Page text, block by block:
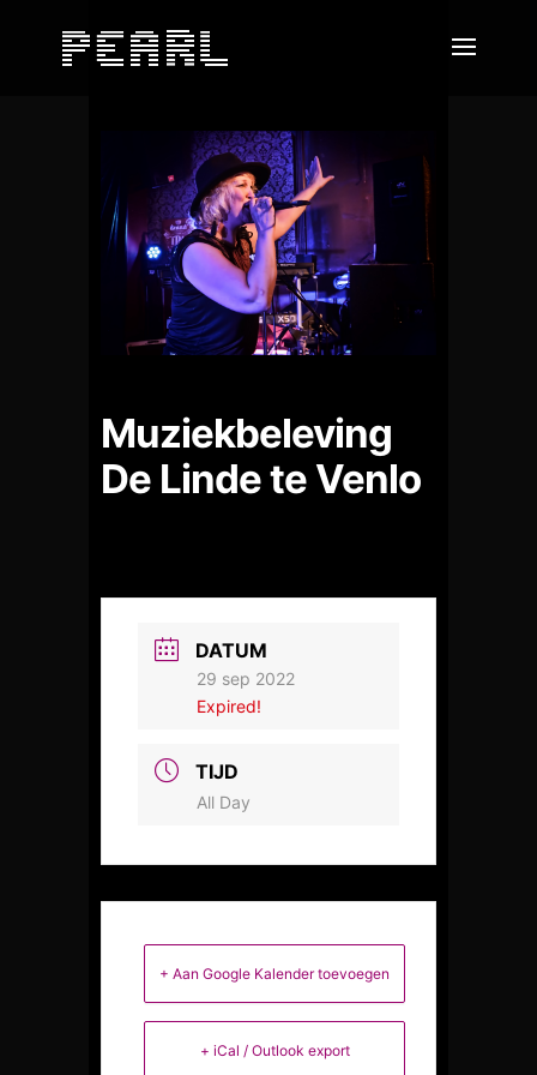
Muziekbeleving
De Linde te Venlo
DATUM
29 sep 2022
Expired!
TIJD
All Day
+ Aan Google Kalender toevoegen
+ iCal / Outlook export